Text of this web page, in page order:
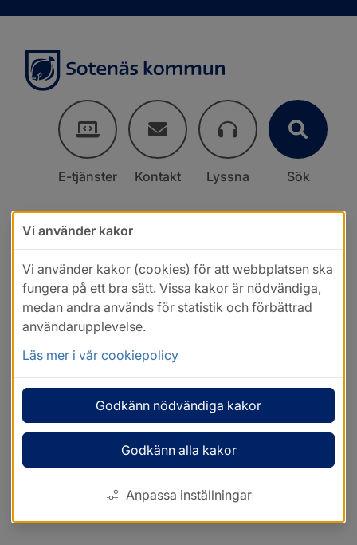
E-tjänster Kontakt Lyssna Sök
Vi använder kakor
Vi använder kakor (cookies) för att webbplatsen ska
fungera på ett bra sätt. Vissa kakor är nödvändiga,
medan andra används för statistik och förbättrad
användarupplevelse.
Läs mer i vår cookiepolicy
Godkänn nödvändiga kakor
Godkänn alla kakor
Anpassa inställningar